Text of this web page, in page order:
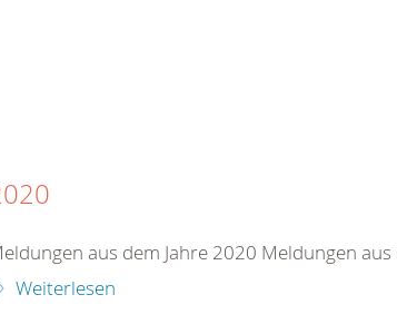
aus dem Jahre 2020 Meldungen aus
Weiterlesen